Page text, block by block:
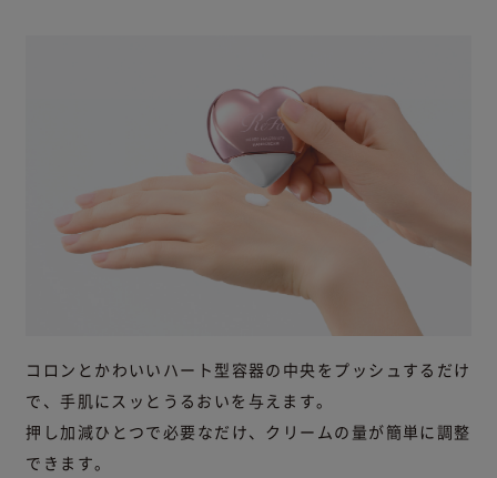
コロンとかわいいハート型容器の中央をプッシュするだけ
で、手肌にスッとうるおいを与えます。
押し加減ひとつで必要なだけ、クリームの量が簡単に調整
できます。